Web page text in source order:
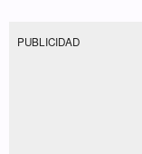
PUBLICIDAD